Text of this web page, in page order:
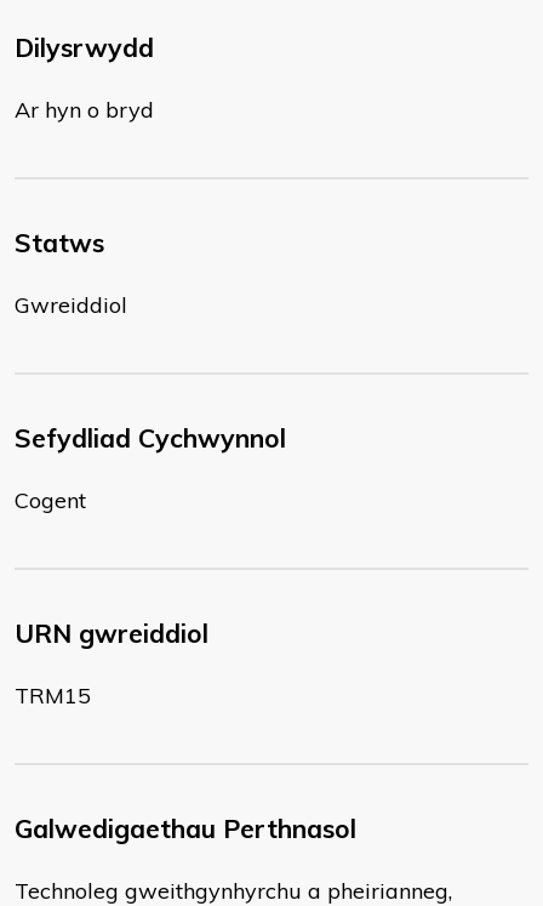
Dilysrwydd
Ar hyn o bryd
Statws
Gwreiddiol
Sefydliad Cychwynnol
Cogent
URN gwreiddiol
TRM15
Galwedigaethau Perthnasol
Technoleg gweithgynhyrchu a pheirianneg,